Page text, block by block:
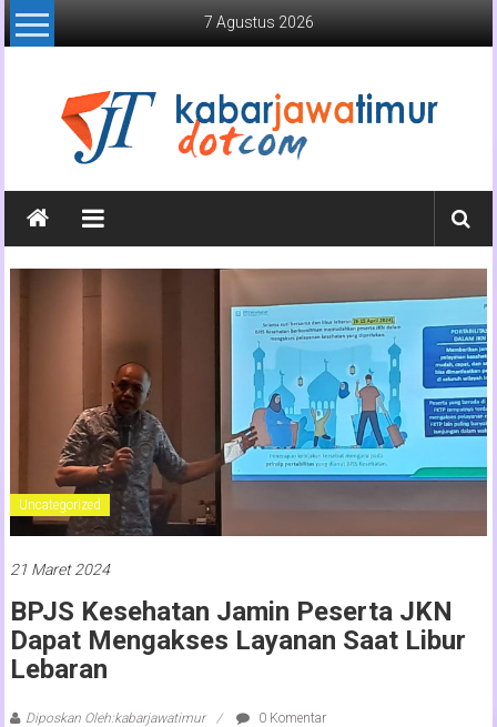
Lompat
ke
7 Agustus 2026
Kabar
Jawa
Timur
Uncategorized
21 Maret 2024
BPJS Kesehatan Jamin Peserta JKN
Dapat Mengakses Layanan Saat Libur
Lebaran
Diposkan Oleh:kabarjawatimur 0 Komentar